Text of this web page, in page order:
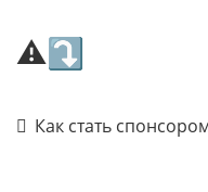
⚠⤵
Как стать